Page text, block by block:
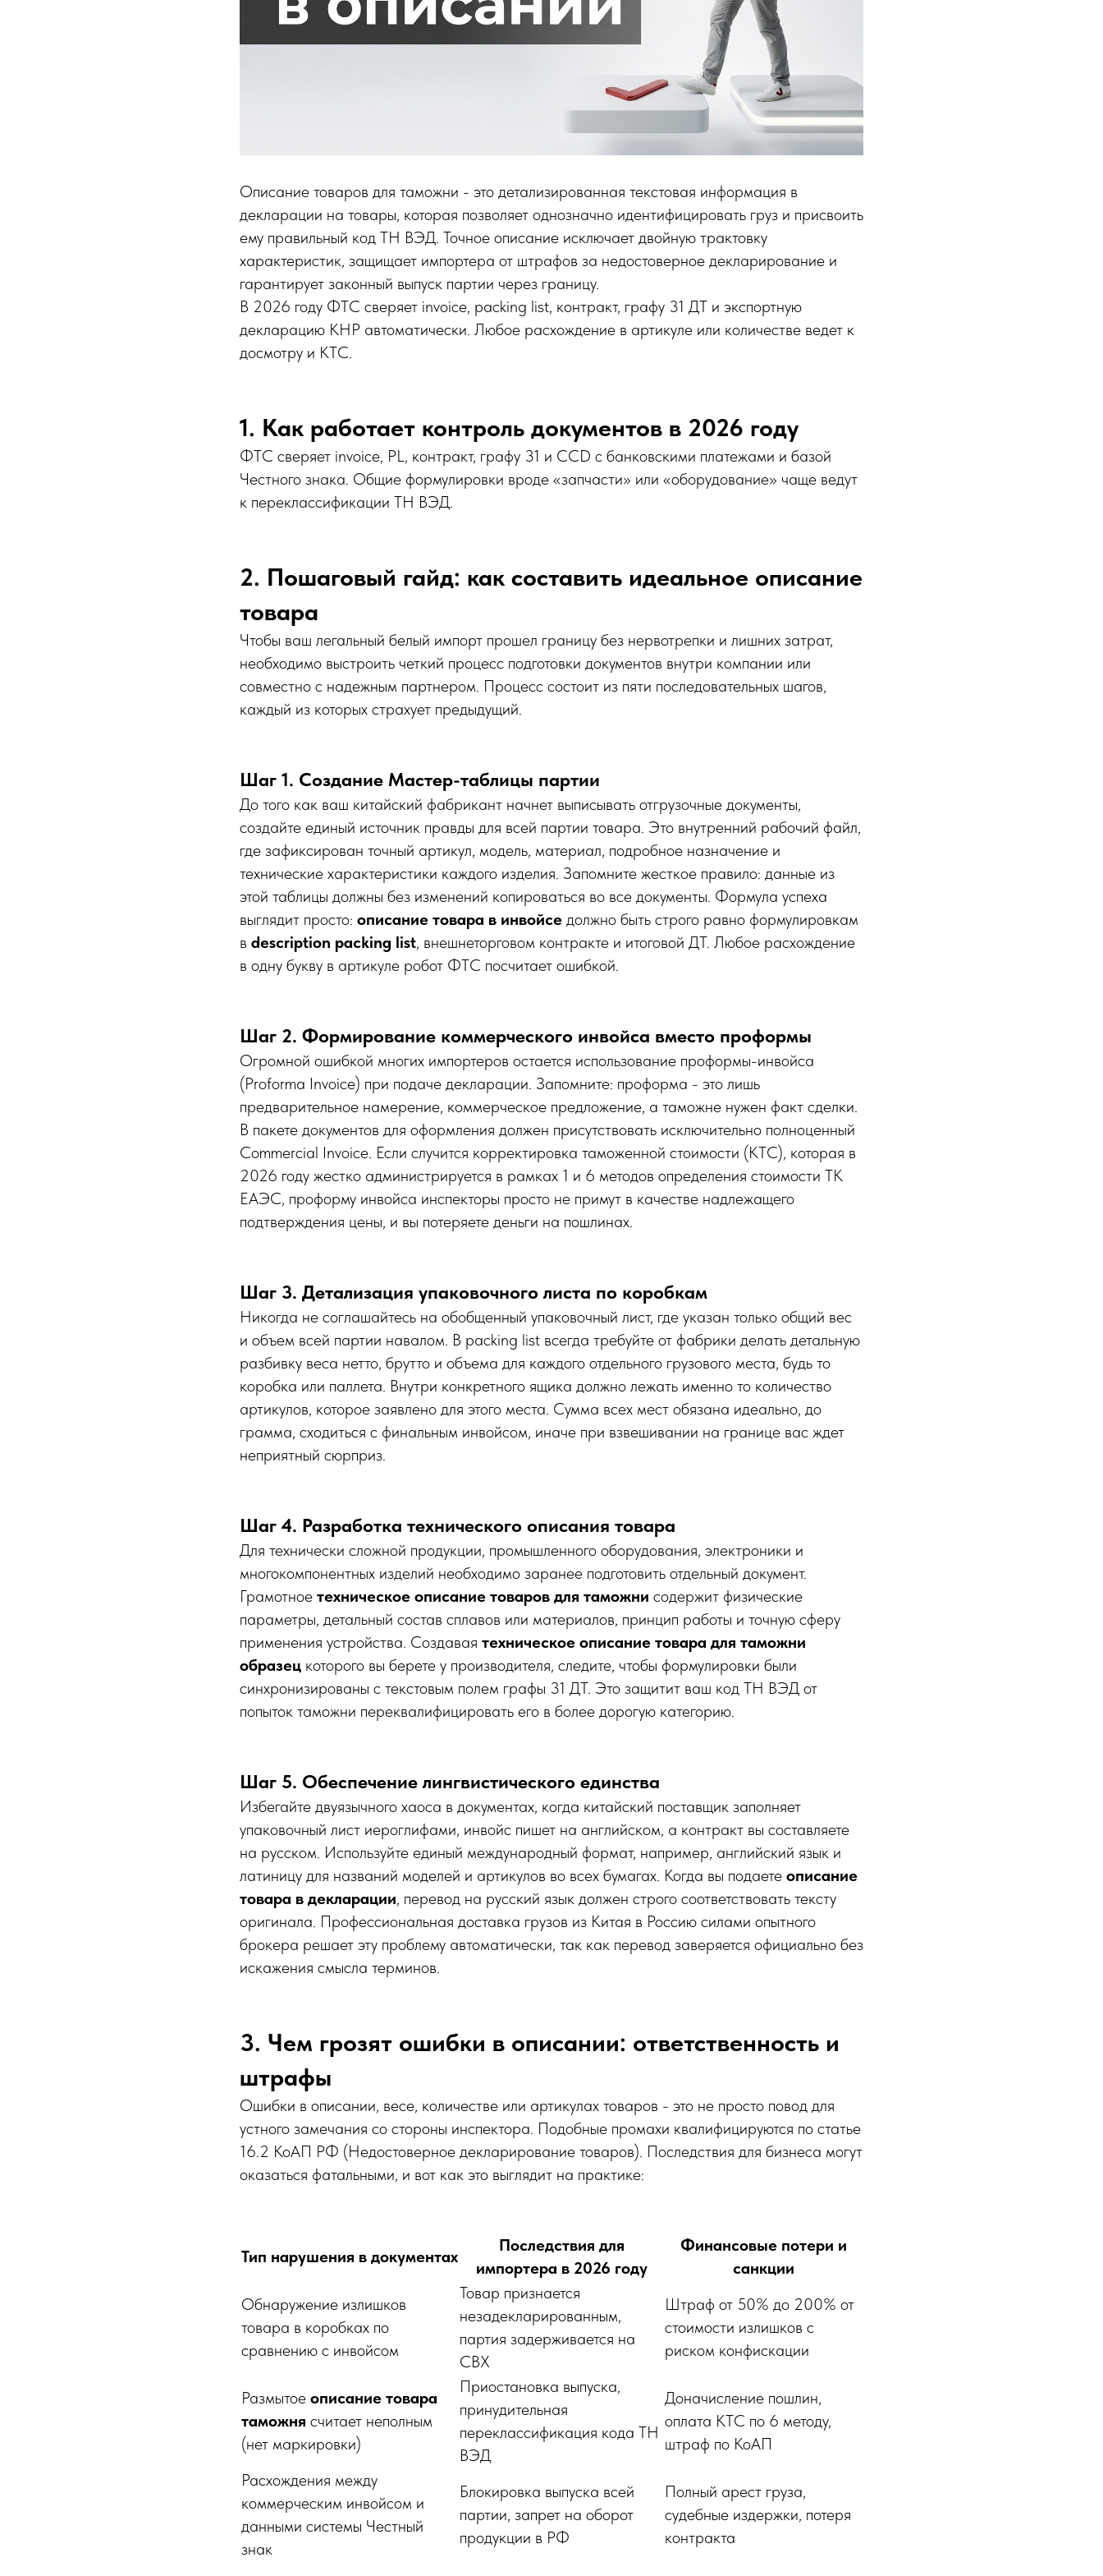
Описание товаров для таможни - это детализированная текстовая информация в
декларации на товары, которая позволяет однозначно идентифицировать груз и присвоить
ему правильный код ТН ВЭД. Точное описание исключает двойную трактовку
характеристик, защищает импортера от штрафов за недостоверное декларирование и
гарантирует законный выпуск партии через границу.
В 2026 году ФТС сверяет invoice, packing list, контракт, графу 31 ДТ и экспортную
декларацию КНР автоматически. Любое расхождение в артикуле или количестве ведет к
досмотру и КТС.
1. Как работает контроль документов в 2026 году
ФТС сверяет invoice, PL, контракт, графу 31 и CCD с банковскими платежами и базой
Честного знака. Общие формулировки вроде «запчасти» или «оборудование» чаще ведут
к переклассификации ТН ВЭД.
2. Пошаговый гайд: как составить идеальное описание
товара
Чтобы ваш легальный белый импорт прошел границу без нервотрепки и лишних затрат,
необходимо выстроить четкий процесс подготовки документов внутри компании или
совместно с надежным партнером. Процесс состоит из пяти последовательных шагов,
каждый из которых страхует предыдущий.
Шаг 1. Создание Мастер-таблицы партии
До того как ваш китайский фабрикант начнет выписывать отгрузочные документы,
создайте единый источник правды для всей партии товара. Это внутренний рабочий файл,
где зафиксирован точный артикул, модель, материал, подробное назначение и
технические характеристики каждого изделия. Запомните жесткое правило: данные из
этой таблицы должны без изменений копироваться во все документы. Формула успеха
выглядит просто: описание товара в инвойсе должно быть строго равно формулировкам
в description packing list, внешнеторговом контракте и итоговой ДТ. Любое расхождение
в одну букву в артикуле робот ФТС посчитает ошибкой.
Шаг 2. Формирование коммерческого инвойса вместо проформы
Огромной ошибкой многих импортеров остается использование проформы-инвойса
(Proforma Invoice) при подаче декларации. Запомните: проформа - это лишь
предварительное намерение, коммерческое предложение, а таможне нужен факт сделки.
В пакете документов для оформления должен присутствовать исключительно полноценный
Commercial Invoice. Если случится корректировка таможенной стоимости (КТС), которая в
2026 году жестко администрируется в рамках 1 и 6 методов определения стоимости ТК
ЕАЭС, проформу инвойса инспекторы просто не примут в качестве надлежащего
подтверждения цены, и вы потеряете деньги на пошлинах.
Шаг 3. Детализация упаковочного листа по коробкам
Никогда не соглашайтесь на обобщенный упаковочный лист, где указан только общий вес
и объем всей партии навалом. В packing list всегда требуйте от фабрики делать детальную
разбивку веса нетто, брутто и объема для каждого отдельного грузового места, будь то
коробка или паллета. Внутри конкретного ящика должно лежать именно то количество
артикулов, которое заявлено для этого места. Сумма всех мест обязана идеально, до
грамма, сходиться с финальным инвойсом, иначе при взвешивании на границе вас ждет
неприятный сюрприз.
Шаг 4. Разработка технического описания товара
Для технически сложной продукции, промышленного оборудования, электроники и
многокомпонентных изделий необходимо заранее подготовить отдельный документ.
Грамотное техническое описание товаров для таможни содержит физические
параметры, детальный состав сплавов или материалов, принцип работы и точную сферу
применения устройства. Создавая техническое описание товара для таможни
образец которого вы берете у производителя, следите, чтобы формулировки были
синхронизированы с текстовым полем графы 31 ДТ. Это защитит ваш код ТН ВЭД от
попыток таможни переквалифицировать его в более дорогую категорию.
Шаг 5. Обеспечение лингвистического единства
Избегайте двуязычного хаоса в документах, когда китайский поставщик заполняет
упаковочный лист иероглифами, инвойс пишет на английском, а контракт вы составляете
на русском. Используйте единый международный формат, например, английский язык и
латиницу для названий моделей и артикулов во всех бумагах. Когда вы подаете описание
товара в декларации, перевод на русский язык должен строго соответствовать тексту
оригинала. Профессиональная доставка грузов из Китая в Россию силами опытного
брокера решает эту проблему автоматически, так как перевод заверяется официально без
искажения смысла терминов.
3. Чем грозят ошибки в описании: ответственность и
штрафы
Ошибки в описании, весе, количестве или артикулах товаров - это не просто повод для
устного замечания со стороны инспектора. Подобные промахи квалифицируются по статье
16.2 КоАП РФ (Недостоверное декларирование товаров). Последствия для бизнеса могут
оказаться фатальными, и вот как это выглядит на практике:
Тип нарушения в документах
Последствия для
импортера в 2026 году
Финансовые потери и
санкции
Обнаружение излишков
товара в коробках по
сравнению с инвойсом
Товар признается
незадекларированным,
партия задерживается на
СВХ
Штраф от 50% до 200% от
стоимости излишков с
риском конфискации
Размытое описание товара
таможня считает неполным
(нет маркировки)
Приостановка выпуска,
принудительная
переклассификация кода ТН
ВЭД
Доначисление пошлин,
оплата КТС по 6 методу,
штраф по КоАП
Расхождения между
коммерческим инвойсом и
данными системы Честный
знак
Блокировка выпуска всей
партии, запрет на оборот
продукции в РФ
Полный арест груза,
судебные издержки, потеря
контракта